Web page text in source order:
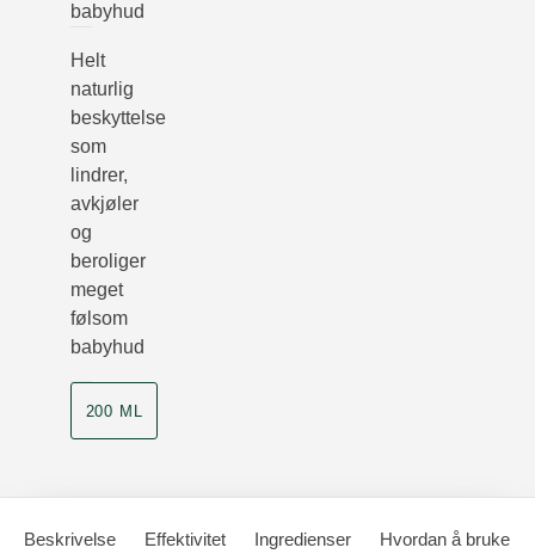
babyhud
Helt
naturlig
beskyttelse
som
lindrer,
avkjøler
og
beroliger
meget
følsom
babyhud
200 ML
Beskrivelse Effektivitet Ingredienser Hvordan å bruke